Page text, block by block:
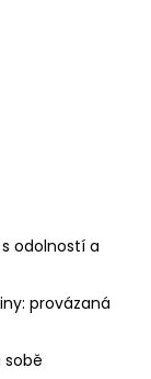
odolností a
provázaná
sobě